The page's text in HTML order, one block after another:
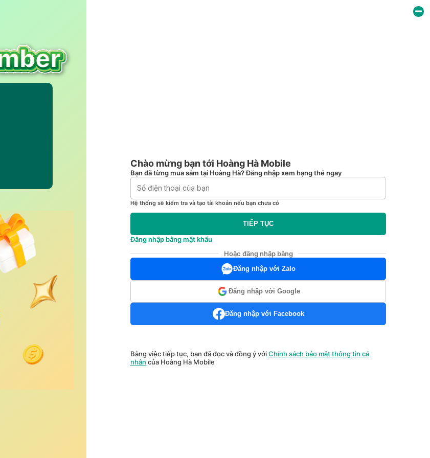
Chào mừng bạn tới Hoàng Hà Mobile
Bạn đã từng mua sắm tại Hoàng Hà? Đăng nhập xem hạng thẻ ngay
Hệ thống sẽ kiểm tra và tạo tài khoản nếu bạn chưa có
TIẾP TỤC
Đăng nhập bằng mật khẩu
Hoặc đăng nhập bằng
Đăng nhập với Zalo
Đăng nhập với Google
Đăng nhập với Facebook
Bằng việc tiếp tục, bạn đã đọc và đồng ý vớiChính sách bảo mật thông tin cá
nhân của Hoàng Hà Mobile